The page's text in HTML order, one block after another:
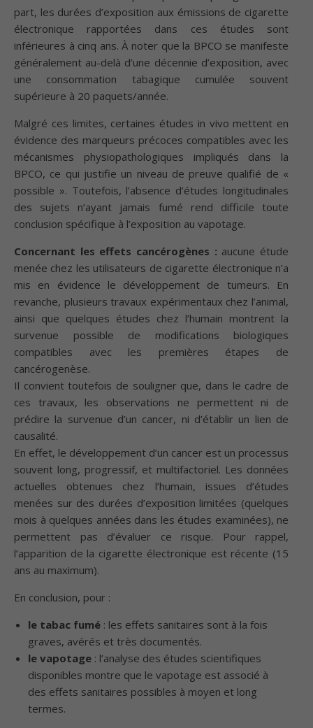
part, les durées d’exposition aux émissions de cigarette
électronique rapportées dans ces études sont
inférieures à cinq ans. À noter que la BPCO se manifeste
généralement au-delà d’une décennie d’exposition, avec
une consommation tabagique cumulée souvent
supérieure à 20 paquets/année.
Malgré ces limites, certaines études in vivo mettent en
évidence des marqueurs précoces compatibles avec les
mécanismes physiopathologiques impliqués dans la
BPCO, ce qui justifie un niveau de preuve qualifié de «
possible ». Toutefois, l’absence d’études longitudinales
des sujets n’ayant jamais fumé rend difficile toute
conclusion spécifique à l’exposition au vapotage.
Concernant les effets cancérogènes : aucune étude
menée chez les utilisateurs de cigarette électronique n’a
mis en évidence le développement de tumeurs. En
revanche, plusieurs travaux expérimentaux chez l’animal,
ainsi que quelques études chez l’humain montrent la
survenue possible de modifications biologiques
compatibles avec les premières étapes de
cancérogenèse.
Il convient toutefois de souligner que, dans le cadre de
ces travaux, les observations ne permettent ni de
prédire la survenue d’un cancer, ni d’établir un lien de
causalité.
En effet, le développement d’un cancer est un processus
souvent long, progressif, et multifactoriel. Les données
actuelles obtenues chez l’humain, issues d’études
menées sur des durées d’exposition limitées (quelques
mois à quelques années dans les études examinées), ne
permettent pas d’évaluer ce risque. Pour rappel,
l’apparition de la cigarette électronique est récente (15
ans au maximum).
En conclusion, pour :
le tabac fumé : les effets sanitaires sont à la fois
graves, avérés et très documentés.
le vapotage : l’analyse des études scientifiques
disponibles montre que le vapotage est associé à
des effets sanitaires possibles à moyen et long
termes.